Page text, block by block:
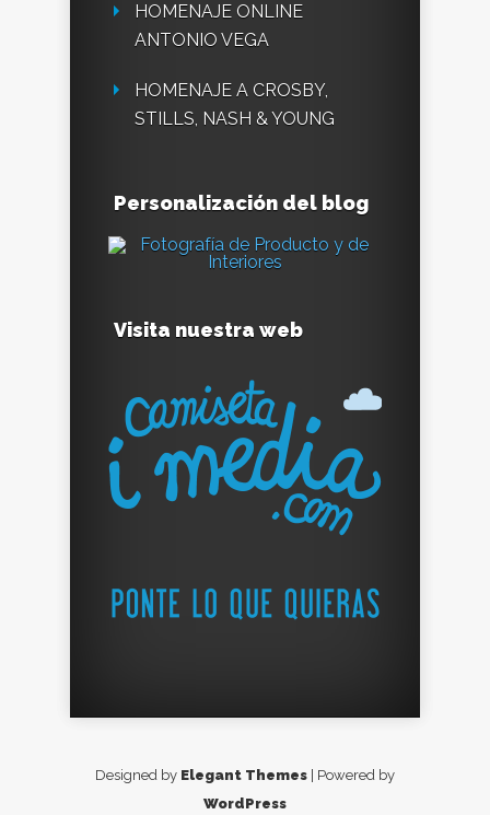
HOMENAJE ONLINE
ANTONIO VEGA
HOMENAJE A CROSBY,
STILLS, NASH & YOUNG
Personalización del blog
Visita nuestra web
Designed by Elegant Themes | Powered by
WordPress